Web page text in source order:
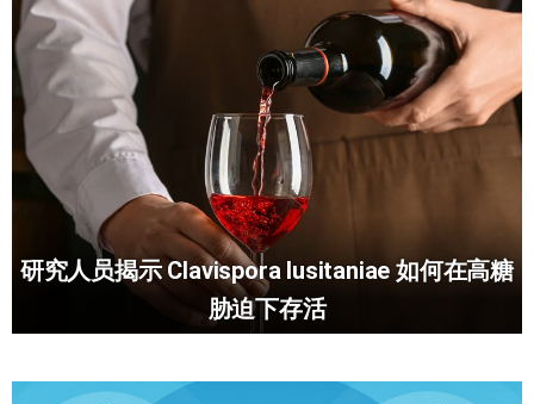
研究人员揭示 Clavispora lusitaniae 如何在高糖
胁迫下存活